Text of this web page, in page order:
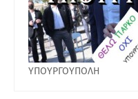
ΥΠΟΥΡΓΟΥΠΟΛΗ